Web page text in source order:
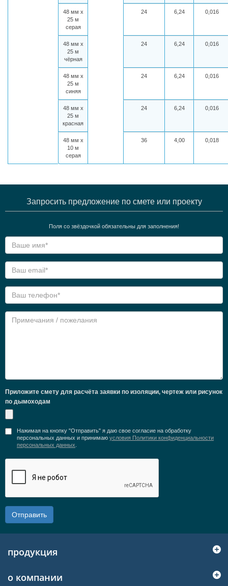
48 мм х
25 м
серая
24 6,24 0,016
48 мм х
25 м
чёрная
24 6,24 0,016
48 мм х
25 м
синяя
24 6,24 0,016
48 мм х
25 м
красная
24 6,24 0,016
48 мм х
10 м
серая
36 4,00 0,018
Запросить предложение по смете или проекту
Поля со звёздочкой обязательны для заполнения!
Приложите смету для расчёта заявки по изоляции, чертеж или рисунок
по дымоходам
Нажимая на кнопку "Отправить" я даю свое согласие на обработку
персональных данных и принимаю условия Политики конфиденциальности
персональных данных
Отправить
продукция
о компании